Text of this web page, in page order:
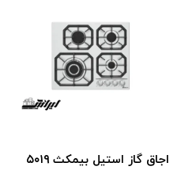
اجاق گاز استیل بیمکث ۵۰۱۹